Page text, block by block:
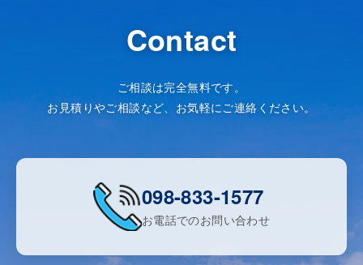
Contact
ご相談は完全無料です。
お見積りやご相談など、お気軽にご連絡ください。
098-833-1577
お電話でのお問い合わせ